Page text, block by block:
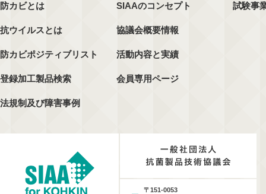
防カビとは
抗ウイルスとは
防カビポジティブリスト
登録加工製品検索
法規制及び障害事例
SIAAのコンセプト
協議会概要情報
活動内容と実績
会員専用ページ
試験事
〒151-0053